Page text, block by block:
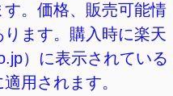
。価格、販売可能情
ます。購入時に楽天
）に表示されている
用されます。